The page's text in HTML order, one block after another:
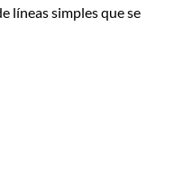
líneas simples que se